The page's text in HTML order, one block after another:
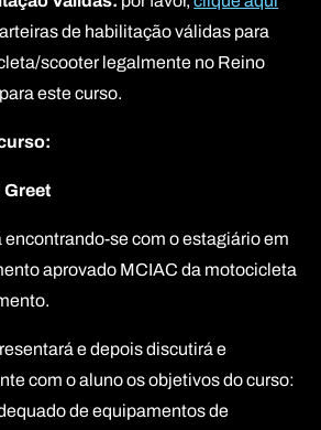
de habilitação válidas para
scooter legalmente no Reino
este curso.
Greet
encontrando-se com o estagiário em
aprovado MCIAC da motocicleta
e depois discutirá e
com o aluno os objetivos do curso:
de equipamentos de